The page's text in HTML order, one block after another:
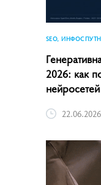
SEO,
2026: как
нейросетей